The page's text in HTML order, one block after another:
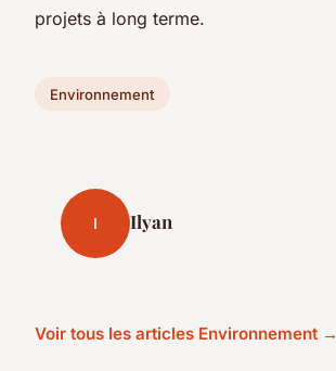
projets à long terme.
Environnement
I Ilyan
Voir tous les articles Environnement →